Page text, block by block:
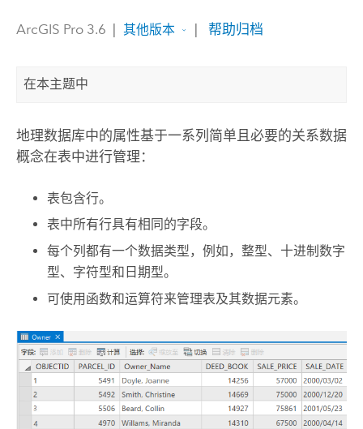
ArcGIS Pro 3.6 | 其他版本 | 帮助归档
在本主题中
地理数据库中的属性基于一系列简单且必要的关系数据
概念在表中进行管理：
表包含行。
表中所有行具有相同的字段。
每个列都有一个数据类型，例如，整型、十进制数字
型、字符型和日期型。
可使用函数和运算符来管理表及其数据元素。